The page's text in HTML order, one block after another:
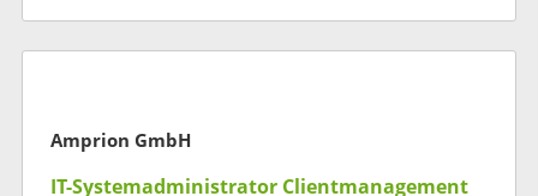
Amprion GmbH
IT-Systemadministrator Clientmanagement